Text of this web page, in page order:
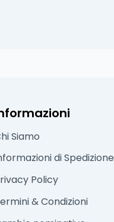
Siamo
di Spedizione
Policy
& Condizioni